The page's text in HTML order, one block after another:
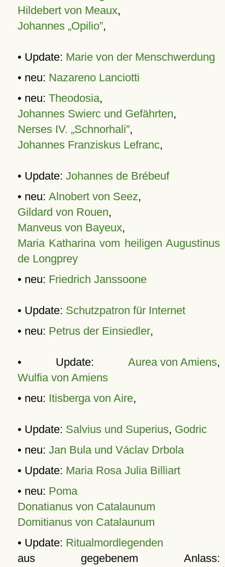
Hildebert von Meaux,
Johannes „Opilio”,
• Update: Marie von der Menschwerdung
• neu: Nazareno Lanciotti
• neu: Theodosia,
Johannes Swierc und Gefährten,
Nerses IV. „Schnorhali”,
Johannes Franziskus Lefranc,
• Update: Johannes de Brébeuf
• neu: Alnobert von Seez,
Gildard von Rouen,
Manveus von Bayeux,
Maria Katharina vom heiligen Augustinus
de Longprey
• neu: Friedrich Janssoone
• Update: Schutzpatron für Internet
• neu: Petrus der Einsiedler,
• Update: Aurea von Amiens,
Wulfia von Amiens
• neu: Itisberga von Aire,
• Update: Salvius und Superius, Godric
• neu: Jan Bula und Václav Drbola
• Update: Maria Rosa Julia Billiart
• neu: Poma
Donatianus von Catalaunum
Domitianus von Catalaunum
• Update: Ritualmordlegenden
aus gegebenem Anlass: